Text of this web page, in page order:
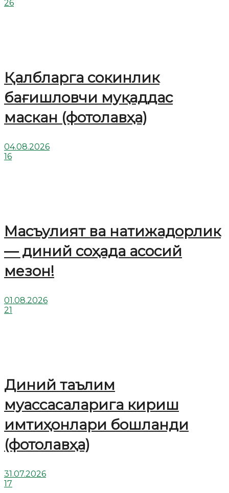
26
Қалбларга сокинлик
бағишловчи муқаддас
маскан (фотолавҳа)
04.08.2026
16
Масъулият ва натижадорлик
— диний соҳада асосий
мезон!
01.08.2026
21
Диний таълим
муассасаларига кириш
имтиҳонлари бошланди
(фотолавҳа)
31.07.2026
17